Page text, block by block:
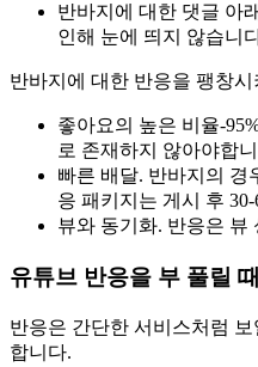
반바지에 대한 댓글 아
인해 눈에 띄지 않습니
반바지에 대한 반응을 팽창시
좋아요의 높은 비율-
로 존재하지 않아야합
빠른 배달. 반바지의 경
응 패키지는 게시 후
뷰와 동기화. 반응은 뷰
유튜브 반응을 부 풀릴
반응은 간단한 서비스처럼
합니다.